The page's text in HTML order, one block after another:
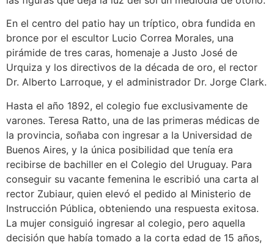
En el centro del patio hay un tríptico, obra fundida en
bronce por el escultor Lucio Correa Morales, una
pirámide de tres caras, homenaje a Justo José de
Urquiza y los directivos de la década de oro, el rector
Dr. Alberto Larroque, y el administrador Dr. Jorge Clark.
Hasta el año 1892, el colegio fue exclusivamente de
varones. Teresa Ratto, una de las primeras médicas de
la provincia, soñaba con ingresar a la Universidad de
Buenos Aires, y la única posibilidad que tenía era
recibirse de bachiller en el Colegio del Uruguay. Para
conseguir su vacante femenina le escribió una carta al
rector Zubiaur, quien elevó el pedido al Ministerio de
Instrucción Pública, obteniendo una respuesta exitosa.
La mujer consiguió ingresar al colegio, pero aquella
decisión que había tomado a la corta edad de 15 años,